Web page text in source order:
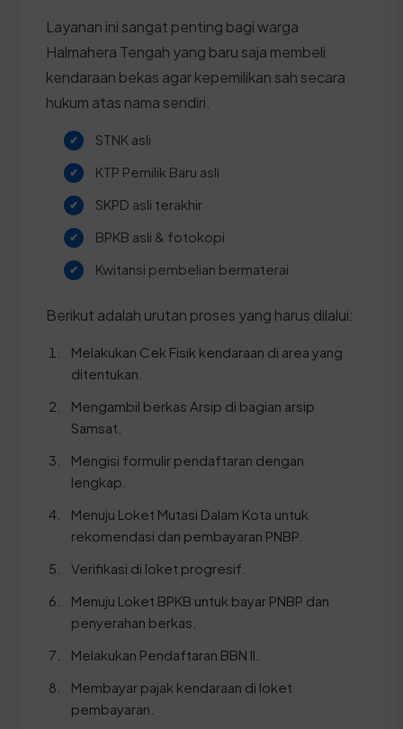
Layanan ini sangat penting bagi warga
Halmahera Tengah yang baru saja membeli
kendaraan bekas agar kepemilikan sah secara
hukum atas nama sendiri.
STNK asli
KTP Pemilik Baru asli
SKPD asli terakhir
BPKB asli & fotokopi
Kwitansi pembelian bermaterai
Berikut adalah urutan proses yang harus dilalui:
Melakukan Cek Fisik kendaraan di area yang
ditentukan.
Mengambil berkas Arsip di bagian arsip
Samsat.
Mengisi formulir pendaftaran dengan
lengkap.
Menuju Loket Mutasi Dalam Kota untuk
rekomendasi dan pembayaran PNBP.
Verifikasi di loket progresif.
Menuju Loket BPKB untuk bayar PNBP dan
penyerahan berkas.
Melakukan Pendaftaran BBN II.
Membayar pajak kendaraan di loket
pembayaran.